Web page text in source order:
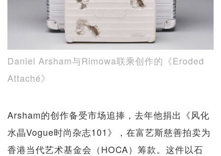
Daniel Arsham与Rimowa联乘创作的《Eroded
Attaché》
Arsham的创作备受市场追捧，去年他捐出《风化
水晶Vogue时尚杂志101》，在富艺斯慈善拍卖为
香港当代艺术基金会（HOCA）筹款。这件以石